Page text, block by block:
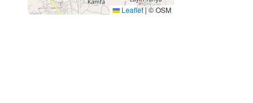
Leaflet |© OSM